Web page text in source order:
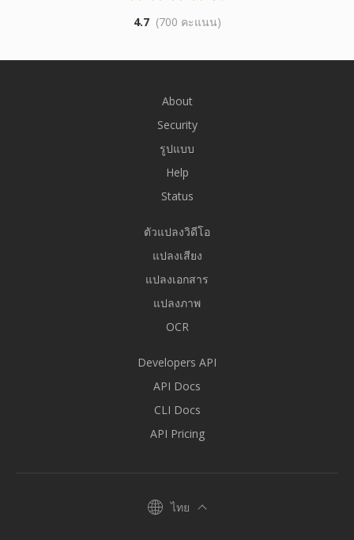
4.7 (700 คะแนน)
About
Security
รูปแบบ
Help
Status
ตัวแปลงวิดีโอ
แปลงเสียง
แปลงเอกสาร
แปลงภาพ
OCR
Developers API
API Docs
CLI Docs
API Pricing
ไทย